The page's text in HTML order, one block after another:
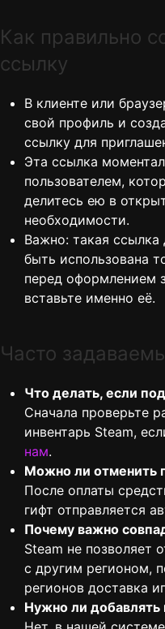
Как правильно
ссылку
В клиенте или
свой профиль и
ссылку для
Эта ссылка
пользователем,
делитесь ею в
необходимости.
Важно: такая
быть использована
перед оформлением
вставьте именно её.
Часто
Что делать, если
Сначала проверьте
инвентарь Steam,
нам.
Можно ли отменить
После оплаты
гифт отправляется
Почему важно
Steam не позволяет
с другим регионом,
регионов доставка
Нужно ли добавлять